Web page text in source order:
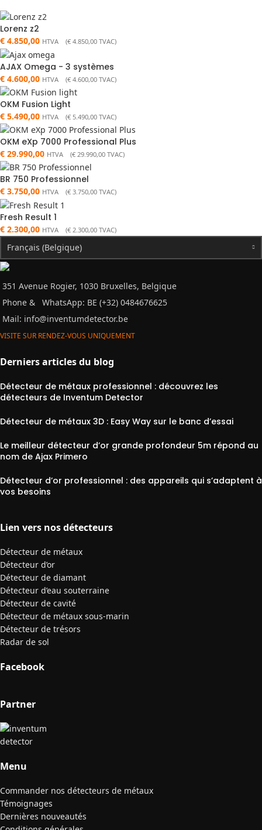
Lorenz z2
€ 4.850,00 HTVA (€ 4.850,00 TVAC)
AJAX Omega - 3 systèmes
€ 4.600,00 HTVA (€ 4.600,00 TVAC)
OKM Fusion Light
€ 5.490,00 HTVA (€ 5.490,00 TVAC)
OKM eXp 7000 Professional Plus
€ 29.990,00 HTVA (€ 29.990,00 TVAC)
BR 750 Professionnel
€ 3.750,00 HTVA (€ 3.750,00 TVAC)
Fresh Result 1
€ 2.300,00 HTVA (€ 2.300,00 TVAC)
Français (Belgique)
351 Avenue Rogier, 1030 Bruxelles, Belgique
Phone &
WhatsApp: BE (+32) 0484676625
Mail: info@inventumdetector.be
VISITE SUR RENDEZ-VOUS UNIQUEMENT
Derniers articles du blog
Détecteur de métaux professionnel : découvrez les
détecteurs de Inventum Detector
Détecteur de métaux 3D : Easy Way sur le banc d’essai
Le meilleur détecteur d’or grande profondeur 5m répond au
nom de Ajax Primero
Détecteur d’or professionnel : des appareils qui s’adaptent à
vos besoins
Lien vers nos détecteurs
Détecteur de métaux
Détecteur d’or
Détecteur de diamant
Détecteur d’eau souterraine
Détecteur de cavité
Détecteur de métaux sous-marin
Détecteur de trésors
Radar de sol
Facebook
Partner
Menu
Commander nos détecteurs de métaux
Témoignages
Dernières nouveautés